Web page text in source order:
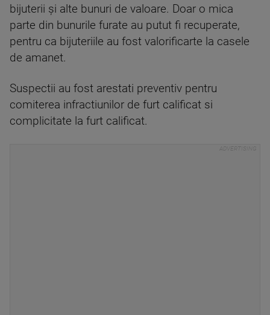
bijuterii şi alte bunuri de valoare. Doar o mica
parte din bunurile furate au putut fi recuperate,
pentru ca bijuteriile au fost valorificarte la casele
de amanet.
Suspectii au fost arestati preventiv pentru
comiterea infractiunilor de furt calificat si
complicitate la furt calificat.